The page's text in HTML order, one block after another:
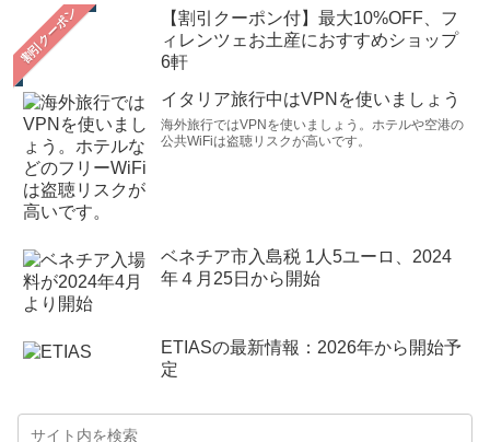
【割引クーポン付】最大10%OFF、フ
ィレンツェお土産におすすめショップ
6軒
イタリア旅行中はVPNを使いましょう
海外旅行ではVPNを使いましょう。ホテルや空港の
公共WiFiは盗聴リスクが高いです。
ベネチア市入島税 1人5ユーロ、2024
年４月25日から開始
ETIASの最新情報：2026年から開始予
定